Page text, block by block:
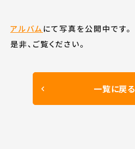
アルバムにて写真を公開中です。
是非、ご覧ください。
一覧に戻る